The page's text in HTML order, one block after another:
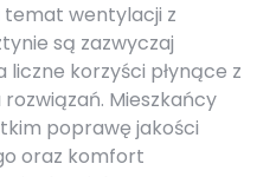
temat wentylacji z
są zazwyczaj
liczne korzyści płynące z
Mieszkańcy
poprawę jakości
oraz komfort